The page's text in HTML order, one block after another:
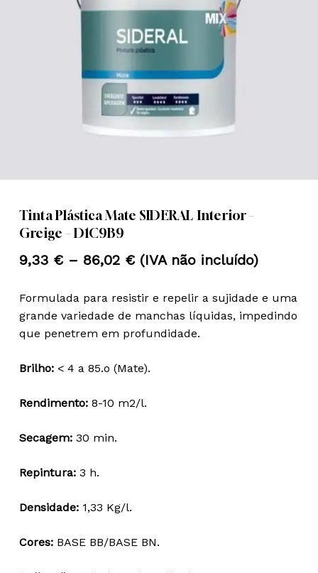
Tinta Plástica Mate SIDERAL Interior –
Greige – D1C9B9
9,33 € – 86,02 €Price
9,33 €
through
(IVA não incluído)
Formulada para resistir e repelir a sujidade e uma
grande variedade de manchas líquidas, impedindo
que penetrem em profundidade.
Brilho:< 4 a 85.o (Mate).
Rendimento:8-10 m2/l.
Secagem:30 min.
Repintura:3 h.
Densidade:1,33 Kg/l.
Cores: BASE BB/BASE BN.
Nome*
Email*
próxima vez que eu comentar.